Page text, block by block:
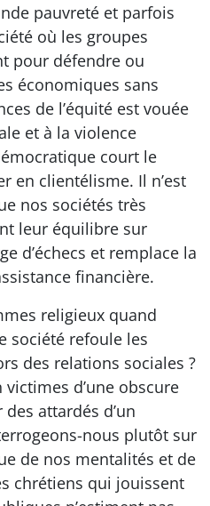
pauvreté et parfois
où les groupes
pour défendre ou
économiques sans
de l’équité est vouée
et à la violence
court le
en clientélisme. Il n’est
nos sociétés très
leur équilibre sur
d’échecs et remplace la
financière.
religieux quand
société refoule les
des relations sociales ?
d’une obscure
attardés d’un
nous plutôt sur
de nos mentalités et de
chrétiens qui jouissent